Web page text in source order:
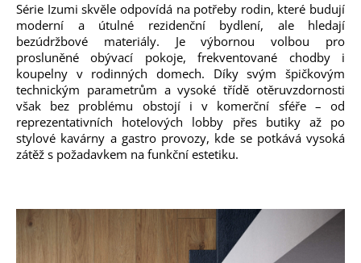
Série Izumi skvěle odpovídá na potřeby rodin, které budují
moderní a útulné rezidenční bydlení, ale hledají
bezúdržbové materiály. Je výbornou volbou pro
prosluněné obývací pokoje, frekventované chodby i
koupelny v rodinných domech. Díky svým špičkovým
technickým parametrům a vysoké třídě otěruvzdornosti
však bez problému obstojí i v komerční sféře – od
reprezentativních hotelových lobby přes butiky až po
stylové kavárny a gastro provozy, kde se potkává vysoká
zátěž s požadavkem na funkční estetiku.